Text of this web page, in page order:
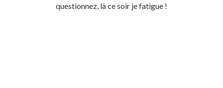
questionnez, là ce soir je fatigue !